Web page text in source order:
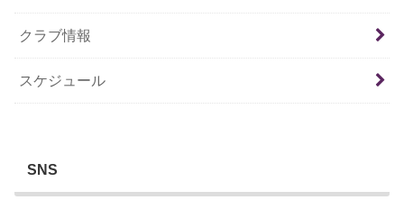
クラブ情報
スケジュール
SNS